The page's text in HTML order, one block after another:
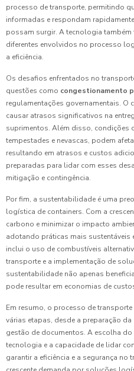
processo de transporte, permitindo
informadas e respondam
possam surgir. A tecnologia também
diferentes envolvidos no processo
a eficiência.
Os desafios enfrentados no
questões como congestionamento
regulamentações governamentais.
causar atrasos significativos na
suprimentos. Além disso, condições
tempestades e nevascas, podem
resultando em atrasos e custos
preparadas para lidar com esses
mitigação e contingência.
Por fim, a sustentabilidade é uma
logística de containers. Com a
carbono e minimizar o impacto
adotando práticas mais
inclui o uso de combustíveis
transporte e a implementação de
sustentabilidade não apenas
pode resultar em economias de
Em resumo, o processo de
várias etapas, desde a preparação
gestão de documentos. A escolha
tecnologia e a capacidade de lidar
garantir a eficiência e a segurança no